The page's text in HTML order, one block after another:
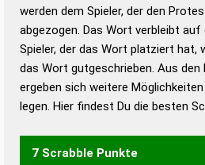
Duden –
Duden –
Deutsch
Duden –
Duden –
werden dem Spieler, der den
abgezogen. Das Wort verbleibt auf
Spieler, der das Wort platziert hat,
das Wort gutgeschrieben. Aus
ergeben sich weitere
legen. Hier findest Du die besten
7 Scrabble Punkte